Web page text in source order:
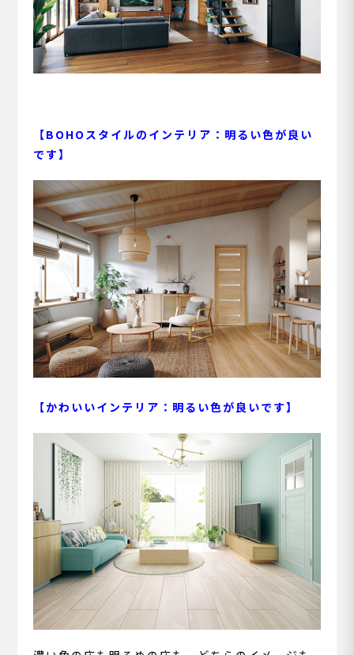
【BOHOスタイルのインテリア：明るい色が良い
です】
【かわいいインテリア：明るい色が良いです】